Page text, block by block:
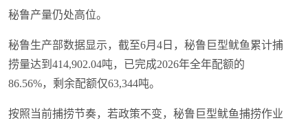
秘鲁产量仍处高位。
秘鲁生产部数据显示，截至6月4日，秘鲁巨型鱿鱼累计捕
捞量达到414,902.04吨，已完成2026年全年配额的
86.56%，剩余配额仅63,344吨。
按照当前捕捞节奏，若政策不变，秘鲁巨型鱿鱼捕捞作业